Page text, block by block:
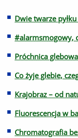
Dwie twarze
#alarmsmogowy,
Próchnica
Co żyje glebie,
Krajobraz – od
Fluorescencja w
Chromatografia